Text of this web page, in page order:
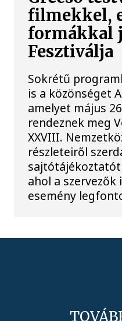
filmekkel,
formákkal
Fesztiválja
Sokrétű
is a közönséget
amelyet május
rendeznek meg
XXVIII.
részleteiről
ahol a
esemény